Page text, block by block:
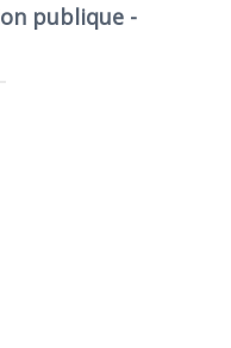
publique -